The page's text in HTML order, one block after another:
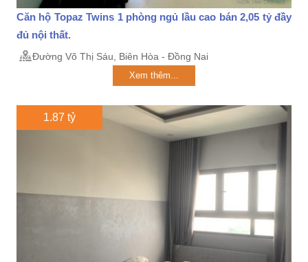
Căn hộ Topaz Twins 1 phòng ngủ lầu cao bán 2,05 tỷ đầy
đủ nội thất.
Đường Võ Thị Sáu, Biên Hòa - Đồng Nai
Xem thêm...
1.87 tỷ